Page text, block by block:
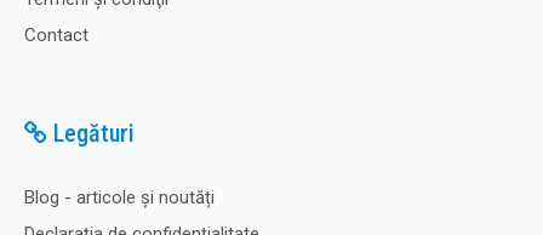
Contact
Legături
Blog - articole și noutăți